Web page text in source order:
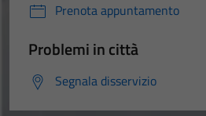
Prenota appuntamento
Problemi in città
Segnala disservizio